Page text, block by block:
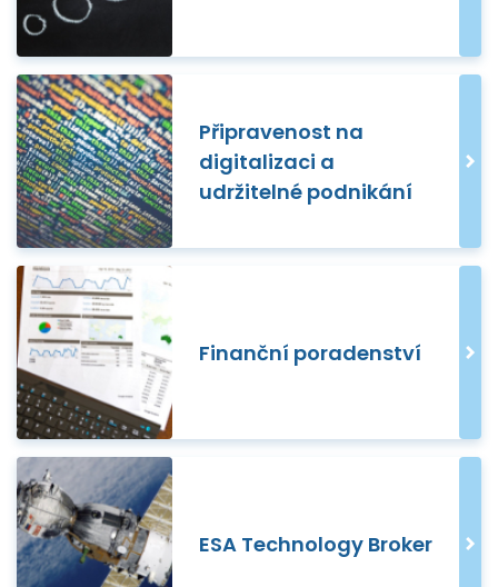
Připravenost na
digitalizaci a
udržitelné podnikání
Finanční poradenství
ESA Technology Broker